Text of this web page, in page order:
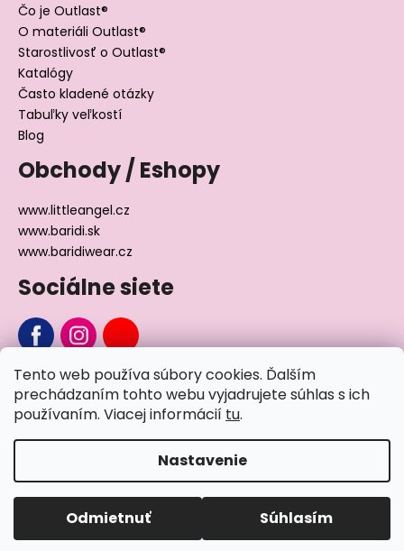
Tento web používa súbory cookies. Ďalším
prechádzaním tohto webu vyjadrujete súhlas s ich
používaním. Viacej informácií tu.
Nastavenie
Odmietnuť Súhlasím
Čo je Outlast®
O materiáli Outlast®
Starostlivosť o Outlast®
Katalógy
Často kladené otázky
Tabuľky veľkostí
Blog
Obchody / Eshopy
www.littleangel.cz
www.baridi.sk
www.baridiwear.cz
Sociálne siete
Chcete sa nás na niečo opýtať?
Copyright 2026Little Angel® . Všetky práva vyhradené.